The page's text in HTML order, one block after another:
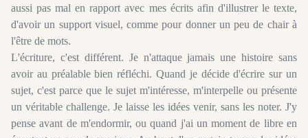
aussi pas mal en rapport avec mes écrits afin d'illustrer le texte,
d'avoir un support visuel, comme pour donner un peu de chair à
l'être de mots.
L'écriture, c'est différent. Je n'attaque jamais une histoire sans
avoir au préalable bien réfléchi. Quand je décide d'écrire sur un
sujet, c'est parce que le sujet m'intéresse, m'interpelle ou présente
un véritable challenge. Je laisse les idées venir, sans les noter. J'y
pense avant de m'endormir, ou quand j'ai un moment de libre en